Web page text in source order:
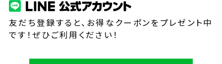
友だち登録すると、お得なクーポンをプレゼント中
です！ぜひご利用ください！